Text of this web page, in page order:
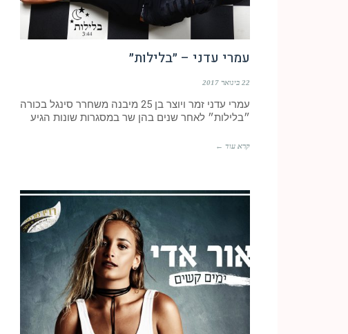
עמרי עדני – ״בלילות״
22 בינואר 2017
עמרי עדני זמר ויוצר בן 25 מיבנה משחרר סינגל בכורה
״בלילות״ לאחר שנים בהן שר במסגרות שונות הגיע
קרא עוד ←